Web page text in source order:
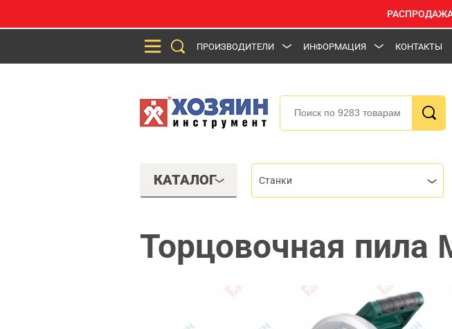
РАСПРОДАЖА
ПРОИЗВОДИТЕЛИ ИНФОРМАЦИЯ КОНТАКТЫ
КАТАЛОГ Станки
Торцовочная пила